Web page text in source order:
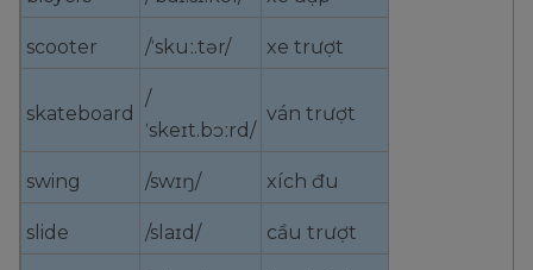
scooter /ˈskuː.tər/ xe trượt
skateboard
/
ˈskeɪt.bɔːrd/
ván trượt
swing /swɪŋ/ xích đu
slide /slaɪd/ cầu trượt